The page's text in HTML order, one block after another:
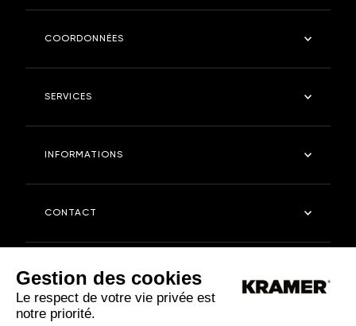
COORDONNÉES
SERVICES
INFORMATIONS
FAQ
CONTACT
Relation presse
Gestion des cookies
Le respect de votre vie privée est
notre priorité.